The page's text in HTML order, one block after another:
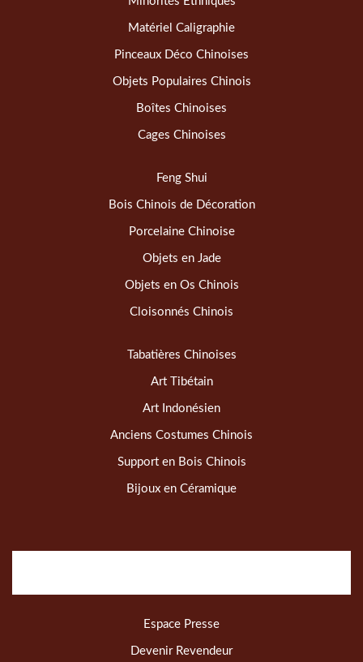
Matériel Caligraphie
Pinceaux Déco Chinoises
Objets Populaires Chinois
Boîtes Chinoises
Cages Chinoises
Feng Shui
Bois Chinois de Décoration
Porcelaine Chinoise
Objets en Jade
Objets en Os Chinois
Cloisonnés Chinois
Tabatières Chinoises
Art Tibétain
Art Indonésien
Anciens Costumes Chinois
Support en Bois Chinois
Bijoux en Céramique
Espace Presse
Devenir Revendeur